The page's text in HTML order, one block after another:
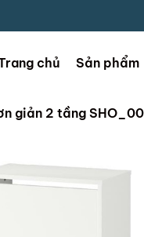
chủ Sản phẩm
giản 2 tầng